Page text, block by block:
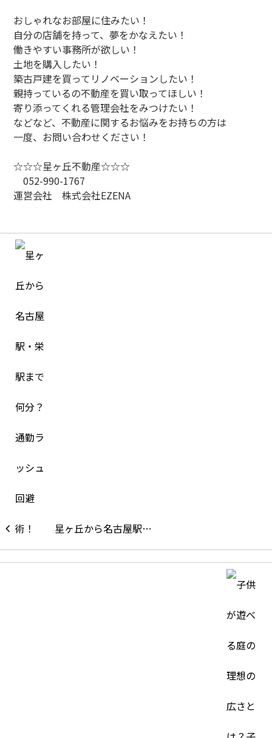
おしゃれなお部屋に住みたい！
自分の店舗を持って、夢をかなえたい！
働きやすい事務所が欲しい！
土地を購入したい！
築古戸建を買ってリノベーションしたい！
親持っているの不動産を買い取ってほしい！
寄り添ってくれる管理会社をみつけたい！
などなど、不動産に関するお悩みをお持ちの方は
一度、お問い合わせください！
☆☆☆星ヶ丘不動産☆☆☆
052-990-1767
運営会社 株式会社EZENA
星ヶ丘から名古屋駅…